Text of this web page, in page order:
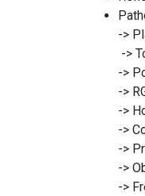
->
->
->
->
->
->
->
->
->